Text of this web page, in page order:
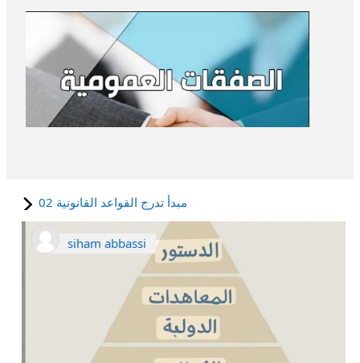
مبدأ تدرج القواعد القانونية 02
siham abbassi